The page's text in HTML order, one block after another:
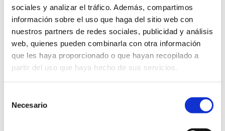
sociales y analizar el tráfico. Además, compartimos
información sobre el uso que haga del sitio web con
nuestros partners de redes sociales, publicidad y análisis
web, quienes pueden combinarla con otra información
que les haya proporcionado o que hayan recopilado a
partir del uso que haya hecho de sus servicios.
Necesario
GRABAR INICIALES (3,00€)
Tarjetero
Book
cantidad
Añadir al carrito